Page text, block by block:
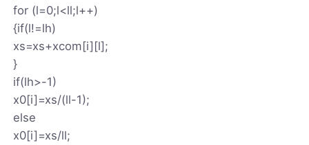
for (l=0;l<ll;l++)
{if(l!=lh)
xs=xs+xcom[i][l];
}
if(lh>-1)
x0[i]=xs/(ll-1);
else
x0[i]=xs/ll;